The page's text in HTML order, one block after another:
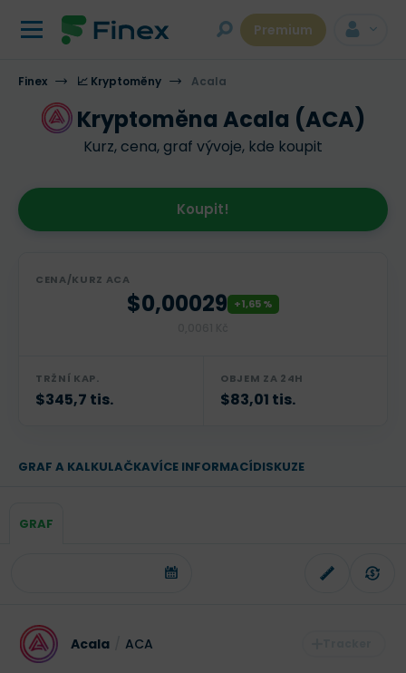
Premium
Finex 📈 Kryptoměny Acala
Kryptoměna Acala (ACA)
Kurz, cena, graf vývoje, kde koupit
Koupit!
CENA/KURZ ACA
$0,00029 +1,65 %
TRŽNÍ KAP.
$345,7 tis.
OBJEM ZA 24H
$83,01 tis.
GRAF A KALKULAČKAVÍCE INFORMACÍDISKUZE
GRAF
Acala ACA